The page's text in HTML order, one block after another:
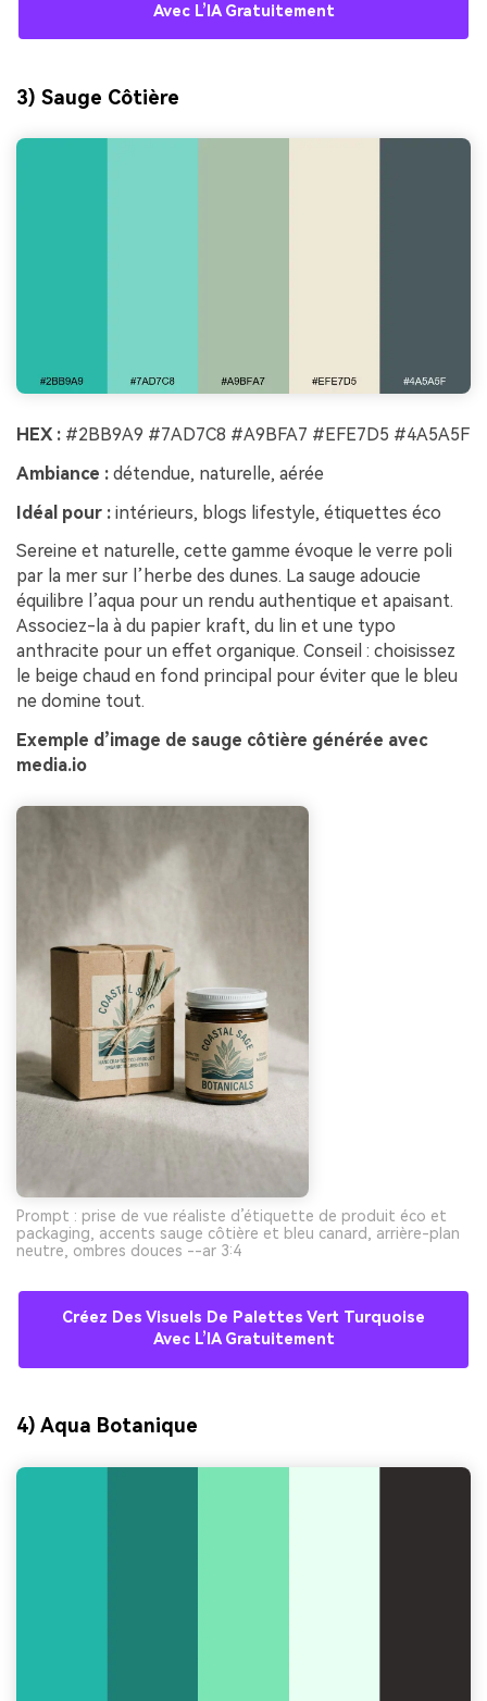
Avec L’IA Gratuitement
3) Sauge Côtière
HEX : #2BB9A9 #7AD7C8 #A9BFA7 #EFE7D5 #4A5A5F
Ambiance : détendue, naturelle, aérée
Idéal pour : intérieurs, blogs lifestyle, étiquettes éco
Sereine et naturelle, cette gamme évoque le verre poli
par la mer sur l’herbe des dunes. La sauge adoucie
équilibre l’aqua pour un rendu authentique et apaisant.
Associez-la à du papier kraft, du lin et une typo
anthracite pour un effet organique. Conseil : choisissez
le beige chaud en fond principal pour éviter que le bleu
ne domine tout.
Exemple d’image de sauge côtière générée avec
media.io
Prompt : prise de vue réaliste d’étiquette de produit éco et
packaging, accents sauge côtière et bleu canard, arrière-plan
neutre, ombres douces --ar 3:4
Créez Des Visuels De Palettes Vert Turquoise
Avec L’IA Gratuitement
4) Aqua Botanique